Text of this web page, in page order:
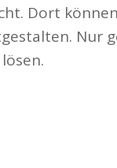
Dort
Nur